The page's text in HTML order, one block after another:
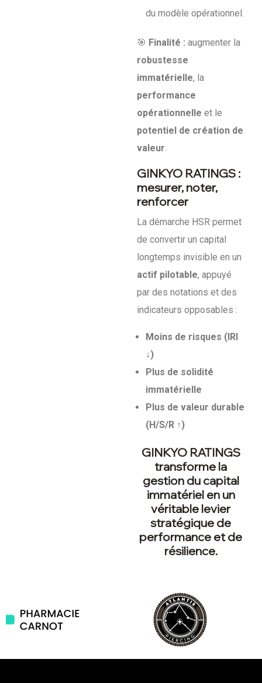
du modèle opérationnel.
🎯 Finalité : augmenter la
robustesse
immatérielle, la
performance
opérationnelle et le
potentiel de création de
valeur.
GINKYO RATINGS :
mesurer, noter,
renforcer
La démarche HSR permet
de convertir un capital
longtemps invisible en un
actif pilotable, appuyé
par des notations et des
indicateurs opposables :
Moins de risques (IRI
↓)
Plus de solidité
immatérielle
Plus de valeur durable
(H/S/R ↑)
GINKYO RATINGS
transforme la
gestion du capital
immatériel en un
véritable levier
stratégique de
performance et de
résilience.